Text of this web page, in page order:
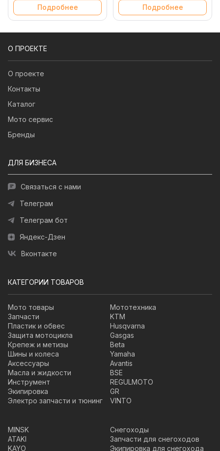
Подробнее Подробнее
О ПРОЕКТЕ
О проекте
Контакты
Каталог
Мото сервис
Бренды
ДЛЯ БИЗНЕСА
Связаться с нами
Телеграм
Телеграм бот
Яндекс-Дзен
Вконтакте
КАТЕГОРИИ ТОВАРОВ
Мото товары
Запчасти
Пластик и обвес
Защита мотоцикла
Крепеж и метизы
Шины и колеса
Аксессуары
Масла и жидкости
Инструмент
Экипировка
Электро запчасти и тюнинг
Мототехника
KTM
Husqvarna
Gasgas
Beta
Yamaha
Avantis
BSE
REGULMOTO
GR
VINTO
MINSK
ATAKI
KAYO
Снегоходы
Запчасти для снегоходов
Экипировка для снегохода